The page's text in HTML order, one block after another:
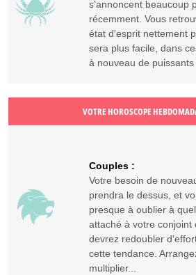
s'annoncent beaucoup
récemment. Vous
état d'esprit nettement
sera plus facile, dans
à nouveau de
VOTRE HOROSCOPE
Couples :
Votre besoin de
prendra le dessus, et
presque à oublier à
attaché à votre conjoint
devrez redoubler
cette tendance.
multiplier...